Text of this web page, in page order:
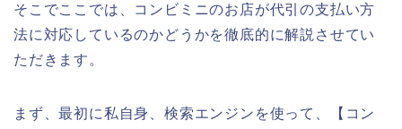
そこでここでは、コンビミニのお店が代引の支払い方
法に対応しているのかどうかを徹底的に解説させてい
ただきます。
まず、最初に私自身、検索エンジンを使って、【コン